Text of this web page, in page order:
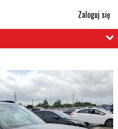
Zaloguj się